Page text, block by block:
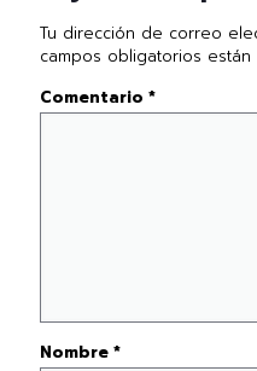
Tu dirección de correo
campos obligatorios están
Comentario *
Nombre *